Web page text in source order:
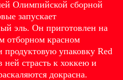
Олимпийской сборной
запускает
эль. Он приготовлен на
отборном красном
упаковку Red
страсть к хоккею и
докрасна.